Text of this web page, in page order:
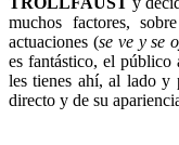
muchos factores,
actuaciones (se ve y se
es fantástico, el público
les tienes ahí, al lado y
directo y de su